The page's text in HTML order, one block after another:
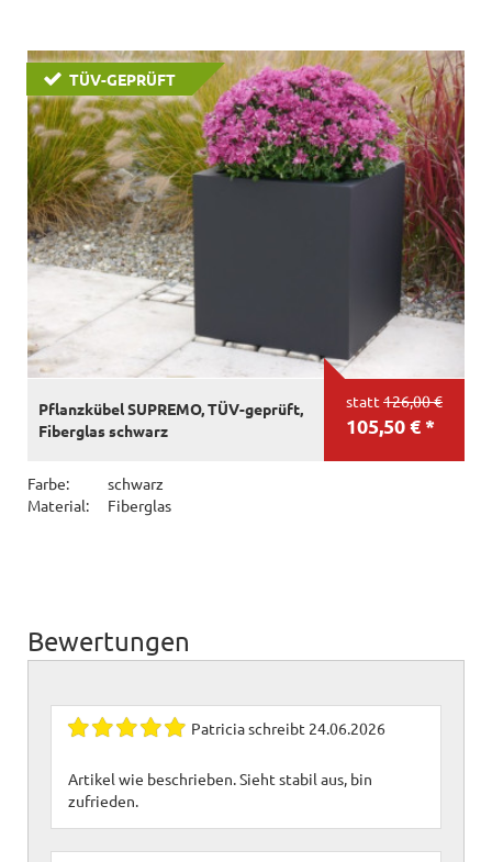
TÜV-GEPRÜFT
statt 126,00 €
105,50 € *
Pflanzkübel SUPREMO, TÜV-geprüft,
Fiberglas schwarz
Farbe:
schwarz
Material:
Fiberglas
Bewertungen
Patriciaschreibt 24.06.2026
Artikel wie beschrieben. Sieht stabil aus, bin
zufrieden.